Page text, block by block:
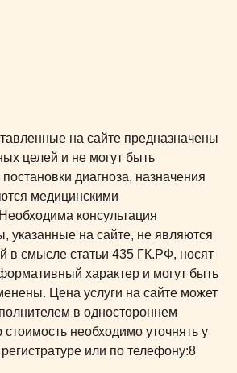
на сайте предназначены
целей и не могут быть
диагноза, назначения
медицинскими
консультация
указанные на сайте, не являются
в смысле статьи 435 ГК.РФ, носят
характер и могут быть
Цена услуги на сайте может
в одностороннем
необходимо уточнять у
или по телефону:8